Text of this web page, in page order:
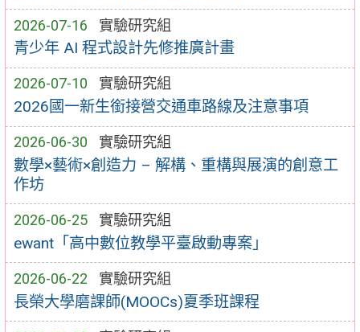
2026-07-16 實驗研究組
青少年 AI 程式設計先修推廣計畫
2026-07-10 實驗研究組
2026國一新生銜接營交通車路線及注意事項
2026-06-30 實驗研究組
數學×藝術×創造力 – 解構、重構與展演的創意工
作坊
2026-06-25 實驗研究組
ewant「高中數位教學平臺啟動專案」
2026-06-22 實驗研究組
長榮大學磨課師(MOOCs)夏季班課程